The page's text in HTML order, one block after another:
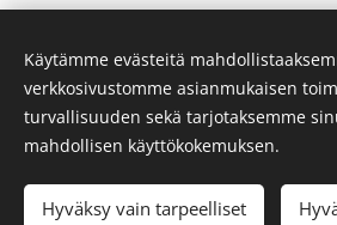
Käytämme evästeitä
verkkosivustomme asianmukaisen
turvallisuuden sekä tarjotaksemme
mahdollisen käyttökokemuksen.
Hyväksy vain tarpeelliset